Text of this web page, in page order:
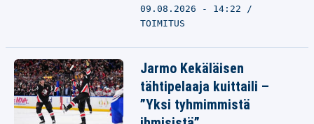
09.08.2026 - 14:22
TOIMITUS
Jarmo Kekäläisen
tähtipelaaja kuittaili –
”Yksi tyhmimmistä